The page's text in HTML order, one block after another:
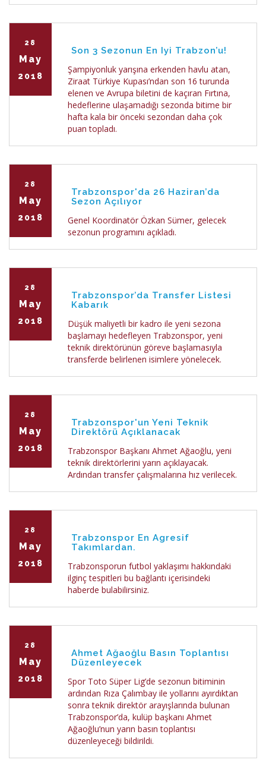
28
May
2018
Son 3 Sezonun En Iyi Trabzon’u!
Şampiyonluk yarışına erkenden havlu atan,
Ziraat Türkiye Kupası’ndan son 16 turunda
elenen ve Avrupa biletini de kaçıran Fırtına,
hedeflerine ulaşamadığı sezonda bitime bir
hafta kala bir önceki sezondan daha çok
puan topladı.
28
May
2018
Trabzonspor'da 26 Haziran’da
Sezon Açılıyor
Genel Koordinatör Özkan Sümer, gelecek
sezonun programını açıkladı.
28
May
2018
Trabzonspor’da Transfer Listesi
Kabarık
Düşük maliyetli bir kadro ile yeni sezona
başlamayı hedefleyen Trabzonspor, yeni
teknik direktörünün göreve başlamasıyla
transferde belirlenen isimlere yönelecek.
28
May
2018
Trabzonspor'un Yeni Teknik
Direktörü Açıklanacak
Trabzonspor Başkanı Ahmet Ağaoğlu, yeni
teknik direktörlerini yarın açıklayacak.
Ardından transfer çalışmalarına hız verilecek.
28
May
2018
Trabzonspor En Agresif
Takımlardan.
Trabzonsporun futbol yaklaşımı hakkındaki
ilginç tespitleri bu bağlantı içerisindeki
haberde bulabilirsiniz.
28
May
2018
Ahmet Ağaoğlu Basın Toplantısı
Düzenleyecek
Spor Toto Süper Lig’de sezonun bitiminin
ardından Rıza Çalımbay ile yollarını ayırdıktan
sonra teknik direktör arayışlarında bulunan
Trabzonspor’da, kulüp başkanı Ahmet
Ağaoğlu’nun yarın basın toplantısı
düzenleyeceği bildirildi.